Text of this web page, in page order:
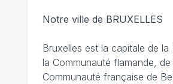
Notre ville de BRUXELLES
Bruxelles est la capitale de la
la Communauté flamande, de
Communauté française de